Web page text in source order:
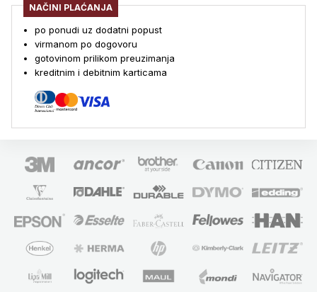
NAČINI PLAĆANJA
po ponudi uz dodatni popust
virmanom po dogovoru
gotovinom prilikom preuzimanja
kreditnim i debitnim karticama